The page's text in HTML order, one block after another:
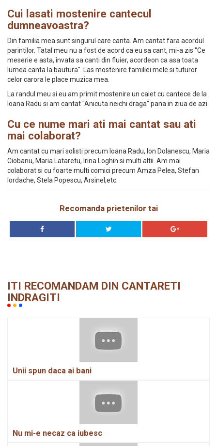
Cui lasati mostenire cantecul
dumneavoastra?
Din familia mea sunt singurul care canta. Am cantat fara acordul
parintilor. Tatal meu nu a fost de acord ca eu sa cant, mi-a zis "Ce
meserie e asta, invata sa canti din fluier, acordeon ca asa toata
lumea canta la bautura". Las mostenire familiei mele si tuturor
celor carora le place muzica mea.
La randul meu si eu am primit mostenire un caiet cu cantece de la
Ioana Radu si am cantat "Anicuta neichi draga" pana in ziua de azi.
Cu ce nume mari ati mai cantat sau ati
mai colaborat?
Am cantat cu mari solisti precum Ioana Radu, Ion Dolanescu, Maria
Ciobanu, Maria Lataretu, Irina Loghin si multi altii. Am mai
colaborat si cu foarte multi comici precum Amza Pelea, Stefan
Iordache, Stela Popescu, Arsinel,etc.
Recomanda prietenilor tai
ITI RECOMANDAM DIN CANTARETI
INDRAGITI
Unii spun daca ai bani
Nu mi-e necaz ca iubesc